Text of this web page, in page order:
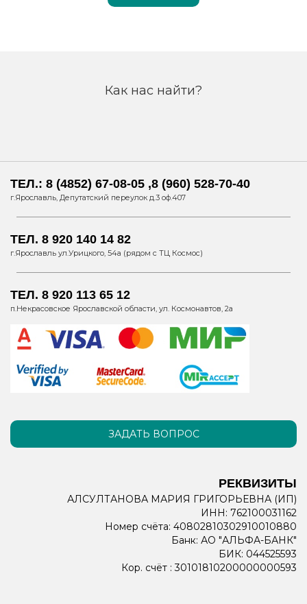
Как нас найти?
ТЕЛ.: 8 (4852) 67-08-05 ,8 (960) 528-70-40
г.Ярославль, Депутатский переулок д.3 оф.407
ТЕЛ. 8 920 140 14 82
г.Ярославль ул.Урицкого, 54а (рядом с ТЦ Космос)
ТЕЛ. 8 920 113 65 12
п.Некрасовское Ярославской области, ул. Космонавтов, 2а
ЗАДАТЬ ВОПРОС
РЕКВИЗИТЫ
АЛСУЛТАНОВА МАРИЯ ГРИГОРЬЕВНА (ИП)
ИНН: 762100031162
Номер счёта: 40802810302910010880
Банк: АО "АЛЬФА-БАНК"
БИК: 044525593
Кор. счёт : 30101810200000000593